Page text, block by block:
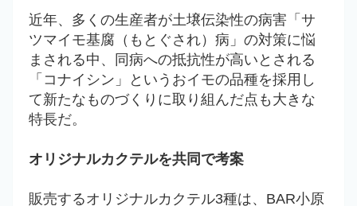
近年、多くの生産者が土壌伝染性の病害「サ
ツマイモ基腐（もとぐされ）病」の対策に悩
まされる中、同病への抵抗性が高いとされる
「コナイシン」というおイモの品種を採用し
て新たなものづくりに取り組んだ点も大きな
特長だ。
オリジナルカクテルを共同で考案
販売するオリジナルカクテル3種は、BAR小原